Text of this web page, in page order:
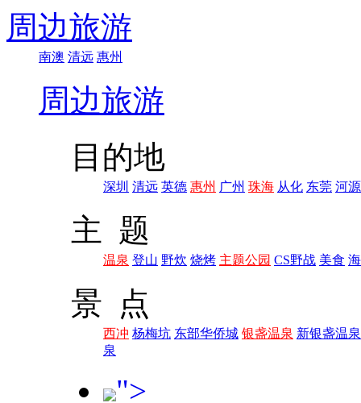
周边旅游
南澳 清远 惠州
周边旅游
目的地
深圳 清远 英德 惠州 广州 珠海 从化 东莞 河源
主 题
温泉 登山 野炊 烧烤 主题公园 CS野战 美食
景 点
西冲 杨梅坑 东部华侨城 银盏温泉 新银盏温泉
泉
">